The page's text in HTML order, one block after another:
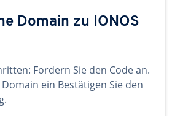
Domain zu IONOS
Fordern Sie den Code an.
ein Bestätigen Sie den